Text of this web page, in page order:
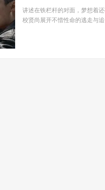
讲述在铁栏杆的对面，梦想着
校贤尚展开不惜性命的逃走与追